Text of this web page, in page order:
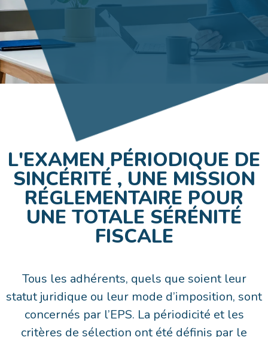
L'EXAMEN PÉRIODIQUE DE
SINCÉRITÉ , UNE MISSION
RÉGLEMENTAIRE POUR
UNE TOTALE SÉRÉNITÉ
FISCALE
Tous les adhérents, quels que soient leur
statut juridique ou leur mode d’imposition, sont
concernés par l’EPS. La périodicité et les
critères de sélection ont été définis par le